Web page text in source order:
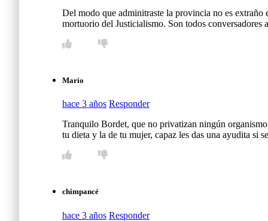
Del modo que adminitraste la provincia no es extraño
mortuorio del Justicialismo. Son todos
Mario
hace 3 años Responder
Tranquilo Bordet, que no privatizan ningún
tu dieta y la de tu mujer, capaz les das una ayudita si
chimpancé
hace 3 años Responder